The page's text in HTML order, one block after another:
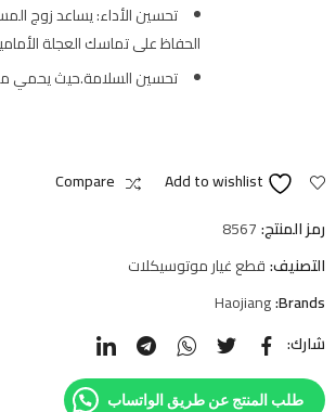
تحسين الأداء: يساعد زوج
الحفاظ على تماسك العجلة
تحسين السلامة.حيث يحمي
Add to wishlist
Compare
رمز المنتج:8567
التصنيف:قطع غيار موتوسيكلات
Brands:
Haojiang
شارك:
طلب المنتج عن طريق الواتساب